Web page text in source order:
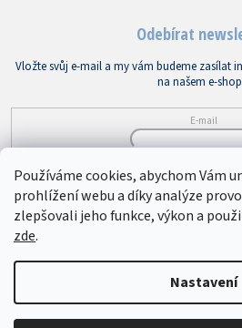
Používáme cookies, abychom Vám
prohlížení webu a díky analýze
zlepšovali jeho funkce, výkon a
zde.
Nastavení
Odebírat
Vložte svůj e-mail a my vám budeme zasílat
na našem e-
E-mail
PŘIHLÁSIT SE
Bytový textil VEBA .
nastavení cookies